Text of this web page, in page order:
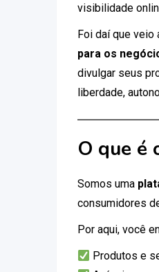
visibilidade
Foi daí que veio
para os
divulgar seus
liberdade,
O que é
Somos uma
consumidores
Por aqui, você
Produtos e